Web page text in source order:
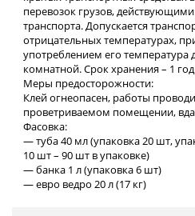
перевозок грузов,
транспорта. Допускается
отрицательных температурах,
употреблением его температура
комнатной. Срок хранения – 1
Меры предосторожности:
Клей огнеопасен, работы
проветриваемом помещении,
Фасовка:
— туба 40 мл (упаковка 20 шт,
10 шт – 90 шт в упаковке)
— банка 1 л (упаковка 6 шт)
— евро ведро 20 л (17 кг)